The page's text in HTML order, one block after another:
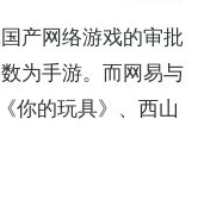
产网络游戏的审批
为手游。而网易与
你的玩具》、西山